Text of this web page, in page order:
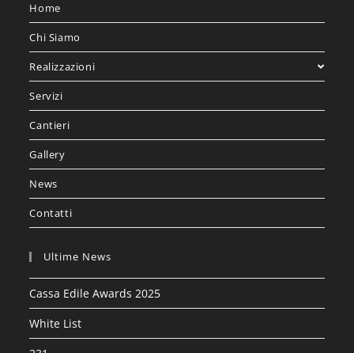
Home
Chi Siamo
Realizzazioni
Servizi
Cantieri
Gallery
News
Contatti
Ultime News
Cassa Edile Awards 2025
White List